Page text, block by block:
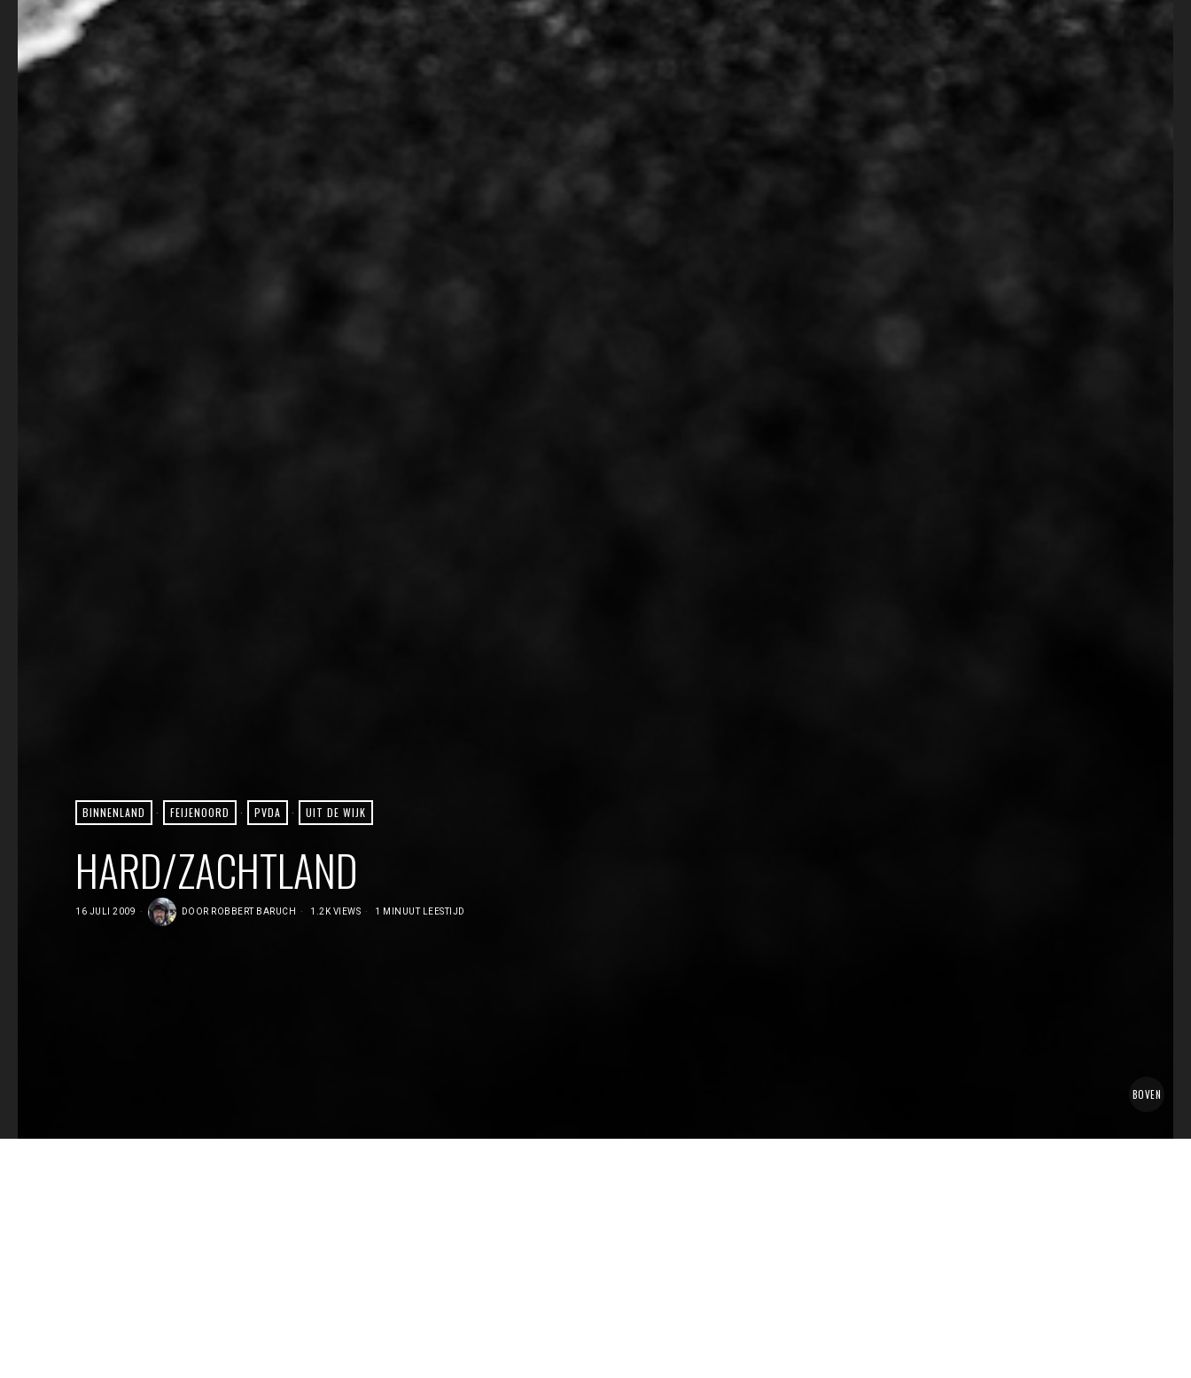
BINNENLAND · FEIJENOORD · PVDA · UIT DE WIJK
HARD/ZACHTLAND
16 JULI 2009 DOOR ROBBERT BARUCH 1.2K VIEWS 1 MINUUT LEESTIJD
BOVEN